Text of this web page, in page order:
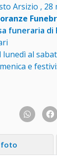
Arsizio , 28
funeraria
lunedì al
e
foto